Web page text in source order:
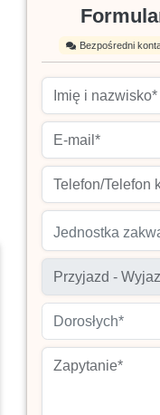
Bezpośredni
Jednostka
Dorosłych*